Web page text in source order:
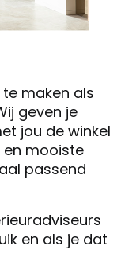
maken als
geven je
jou de winkel
en mooiste
passend
en als je dat